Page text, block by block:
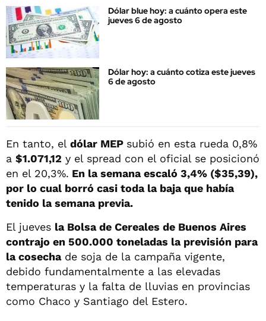
Dólar blue hoy: a cuánto opera este
jueves 6 de agosto
Dólar hoy: a cuánto cotiza este jueves
6 de agosto
En tanto, el dólar MEP subió en esta rueda 0,8%
a $1.071,12 y el spread con el oficial se posicionó
en el 20,3%. En la semana escaló 3,4% ($35,39),
por lo cual borró casi toda la baja que había
tenido la semana previa.
El jueves la Bolsa de Cereales de Buenos Aires
contrajo en 500.000 toneladas la previsión para
la cosechade soja de la campaña vigente,
debido fundamentalmente a las elevadas
temperaturas y la falta de lluvias en provincias
como Chaco y Santiago del Estero.